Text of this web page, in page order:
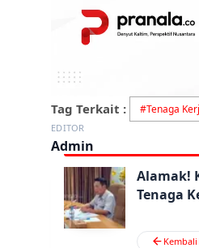
Tag Terkait : #Tenaga
EDITOR
Admin
Alamak!
Tenaga